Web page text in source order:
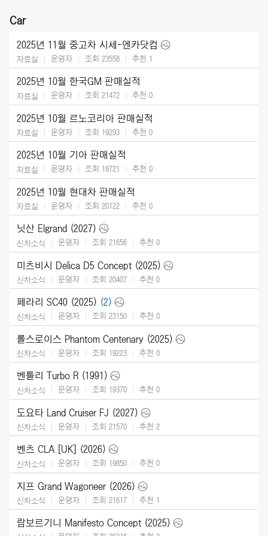
Car
2025년 11월 중고차 시세-엔카닷컴
자료실 운영자 조회 23558 추천 1
2025년 10월 한국GM 판매실적
자료실 운영자 조회 21472 추천 0
2025년 10월 르노코리아 판매실적
자료실 운영자 조회 19293 추천 0
2025년 10월 기아 판매실적
자료실 운영자 조회 18721 추천 0
2025년 10월 현대차 판매실적
자료실 운영자 조회 20122 추천 0
닛산 Elgrand (2027)
신차소식 운영자 조회 21656 추천 0
미츠비시 Delica D5 Concept (2025)
신차소식 운영자 조회 20407 추천 0
페라리 SC40 (2025) (2)
신차소식 운영자 조회 23150 추천 0
롤스로이스 Phantom Centenary (2025)
신차소식 운영자 조회 19223 추천 0
벤틀리 Turbo R (1991)
신차소식 운영자 조회 19370 추천 0
도요타 Land Cruiser FJ (2027)
신차소식 운영자 조회 21570 추천 2
벤츠 CLA [UK] (2026)
신차소식 운영자 조회 19850 추천 0
지프 Grand Wagoneer (2026)
신차소식 운영자 조회 21617 추천 1
람보르기니 Manifesto Concept (2025)